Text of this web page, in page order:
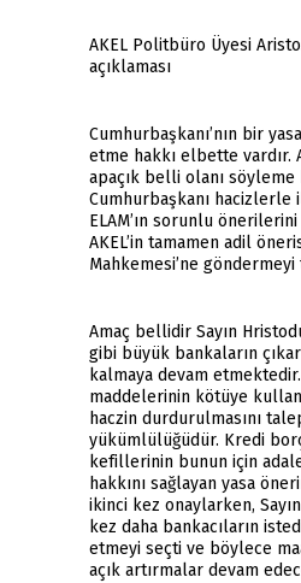
AKEL Politbüro Üyesi
açıklaması
Cumhurbaşkanı’nın bir
etme hakkı elbette vardır.
apaçık belli olanı söyleme
Cumhurbaşkanı hacizlerle
ELAM’ın sorunlu
AKEL’in tamamen adil
Mahkemesi’ne
Amaç bellidir Sayın
gibi büyük bankaların
kalmaya devam
maddelerinin kötüye
haczin durdurulmasını
yükümlülüğüdür. Kredi
kefillerinin bunun için
hakkını sağlayan yasa
ikinci kez onaylarken,
kez daha bankacıların
etmeyi seçti ve böylece
açık artırmalar devam